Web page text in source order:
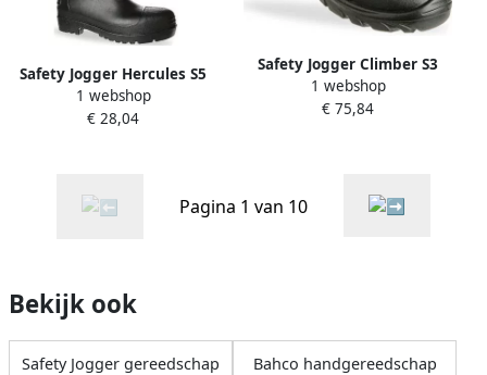
Safety Jogger Hercules S5
Zwart 15.118.002.45
1 webshop
€ 28,04
Safety Jogger Climber S3
Zwart Grijs 11.118.013.42
1 webshop
€ 75,84
Pagina 1 van 10
Bekijk ook
Safety Jogger gereedschap Bahco handgereedschap